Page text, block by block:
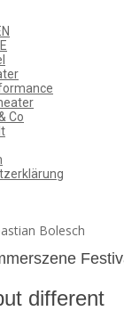
Co
different